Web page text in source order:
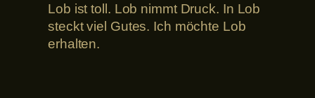
Lob ist toll. Lob nimmt Druck. In Lob
steckt viel Gutes. Ich möchte Lob
erhalten.